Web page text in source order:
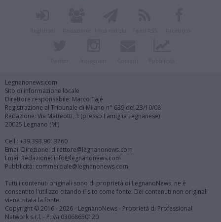
Legnanonews.com
Sito di informazione locale
Direttore responsabile: Marco Tajè
Registrazione al Tribunale di Milano n° 639 del 23/10/08
Redazione: Via Matteotti, 3 (presso Famiglia Legnanese)
20025 Legnano (MI)
Cell.: +39.393.9013760
Email Direzione: direttore@legnanonews.com
Email Redazione: info@legnanonews.com
Pubblicità: commerciale@legnanonews.com
Tutti i contenuti originali sono di proprietà di LegnanoNews, ne è
consentito l'utilizzo citando il sito come fonte. Dei contenuti non originali
viene citata la fonte.
Copyright © 2016 - 2026 - LegnanoNews - Proprietà di Professional
Network s.r.l. - P.Iva 03068650120